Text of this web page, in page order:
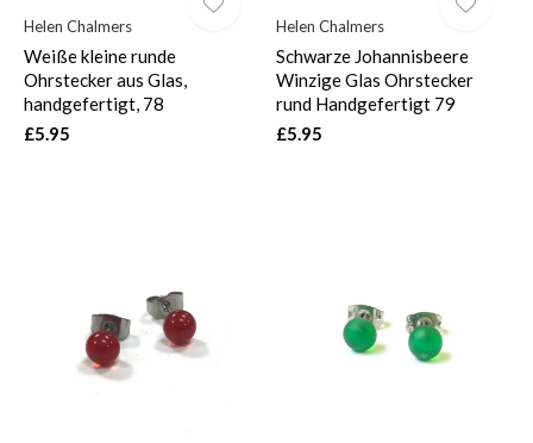
Helen Chalmers
Weiße kleine runde
Ohrstecker aus Glas,
handgefertigt, 78
£5.95
Helen Chalmers
Schwarze Johannisbeere
Winzige Glas Ohrstecker
rund Handgefertigt 79
£5.95